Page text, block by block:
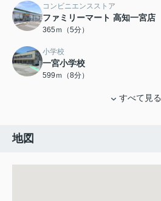
コンビニエンスストア
ファミリーマート 高知一宮店
365ｍ（5分）
小学校
一宮小学校
599ｍ（8分）
すべて見る
地図